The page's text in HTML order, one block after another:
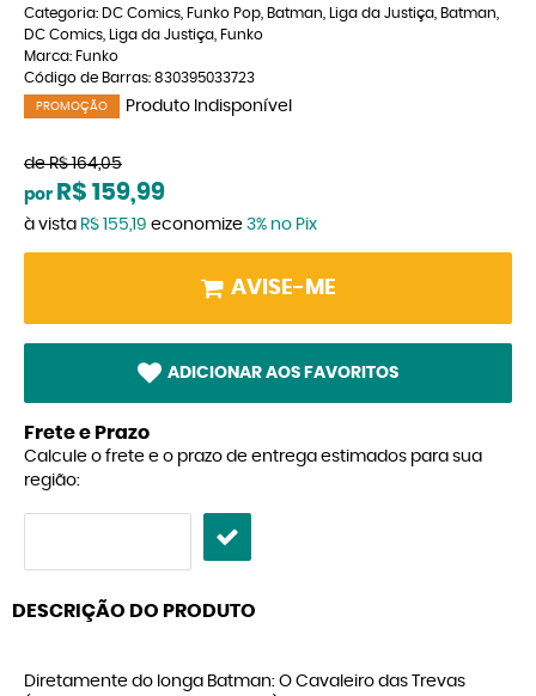
Categoria: DC Comics Funko Pop Batman Liga da Justiça Batman
DC Comics
Liga da Justiça Funko
Marca: Funko
Código de Barras: 830395033723
PROMOÇÃO Produto Indisponível
de R$ 164,05
por R$ 159,99
à vista R$ 155,19 economize 3% no Pix
AVISE-ME
ADICIONAR AOS FAVORITOS
Frete e Prazo
Calcule o frete e o prazo de entrega estimados para sua
região:
DESCRIÇÃO DO PRODUTO
Diretamente do longa Batman: O Cavaleiro das Trevas